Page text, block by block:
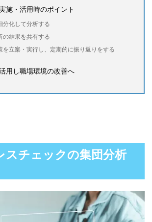
施・活用時のポイント
分化して分析する
の結果を共有する
を立案・実行し、定期的に振り返りをする
用し職場環境の改善へ
スチェックの集団分析